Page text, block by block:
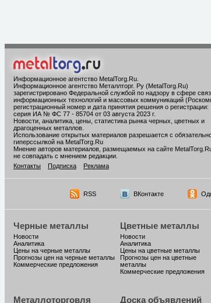
Информационное агентство MetalTorg.Ru
Информационное агентство Металлторг. Ру (MetalTorg.Ru)
зарегистрировано Федеральной службой по надзору в сфере
информационных технологий и массовых коммуникаций
регистрационный номер и дата принятия решения о регистрации:
серия ИА № ФС 77 - 85704 от 03 августа 2023 г.
Новости, аналитика, цены, статистика рынка черных, цветных и
драгоценных металлов.
Использование открытых материалов разрешается с
гиперссылкой на MetalTorg.Ru
Мнение авторов материалов, размещаемых на сайте
не совпадать с мнением редакции.
Контакты
Подписка Реклама
RSS ВКонтакте
Черные металлы
Новости
Аналитика
Цены на черные металлы
Прогнозы цен на черные металлы
Коммерческие предложения
Цветные металлы
Новости
Аналитика
Цены на цветные металлы
Прогнозы цен на цветные
металлы
Коммерческие предложения
Металлоторговля Доска объявлений